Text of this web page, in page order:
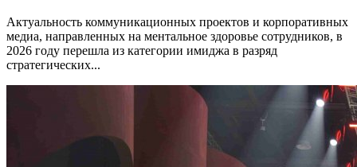
Актуальность коммуникационных проектов и корпоративных
медиа, направленных на ментальное здоровье сотрудников, в
2026 году перешла из категории имиджа в разряд
стратегических...